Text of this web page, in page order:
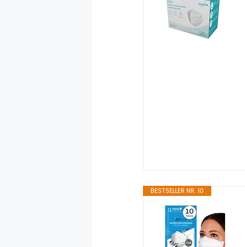
BESTSELLER NR. 10